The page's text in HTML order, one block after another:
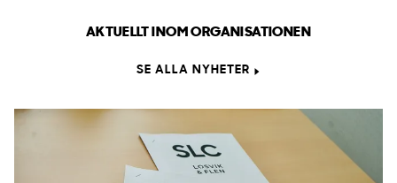
AKTUELLT INOM ORGANISATIONEN
SE ALLA NYHETER